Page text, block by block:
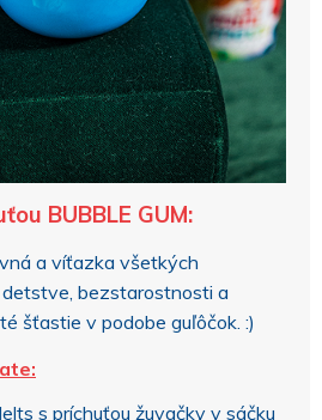
BUBBLE GUM:
a víťazka všetkých
bezstarostnosti a
šťastie v podobe guľôčok. :)
s príchuťou žuvačky v sáčku